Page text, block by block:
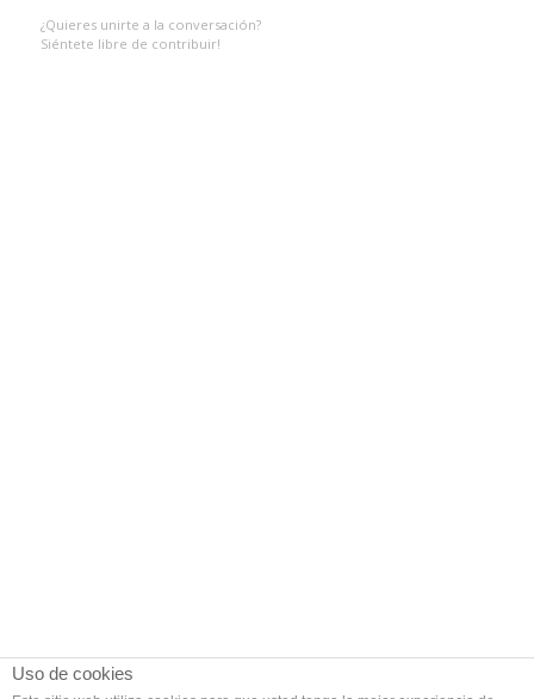
¿Quieres unirte a la conversación?
Siéntete libre de contribuir!
Uso de cookies